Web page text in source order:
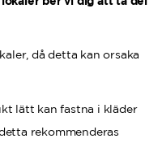
då detta kan orsaka
lätt kan fastna i kläder
rekommenderas